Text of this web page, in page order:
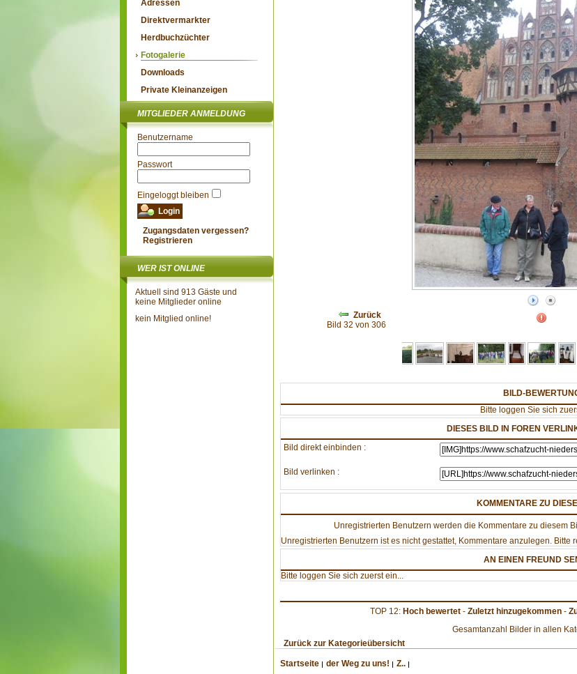
Adressen
Direktvermarkter
Herdbuchzüchter
Fotogalerie
Downloads
Private Kleinanzeigen
MITGLIEDER ANMELDUNG
Benutzername
Passwort
Eingeloggt bleiben
Zugangsdaten vergessen?
Registrieren
WER IST ONLINE
Aktuell sind 913 Gäste und
keine Mitglieder online
kein Mitglied online!
Zurück
Bild 32 von 306
BILD-
Bitte loggen Sie sich
DIESES BILD IN FOREN
Bild direkt einbinden :
Bild verlinken :
KOMMENTARE ZU
Unregistrierten Benutzern werden die Kommentare zu diesem
Unregistrierten Benutzern ist es nicht gestattet, Kommentare anzulegen. Bitte
AN EINEN FREUND
Bitte loggen Sie sich zuerst ein...
TOP 12: Hoch bewertet - Zuletzt hinzugekommen -
Gesamtanzahl Bilder in allen
Zurück zur Kategorieübersicht
Startseite der Weg zu uns! Z..